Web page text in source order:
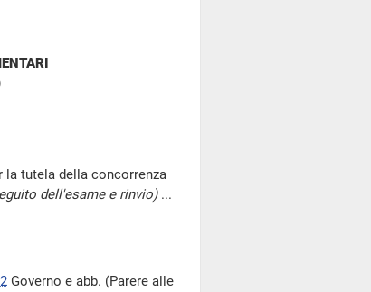
la tutela della concorrenza
dell'esame e rinvio)...
Governo e abb. (Parere alle